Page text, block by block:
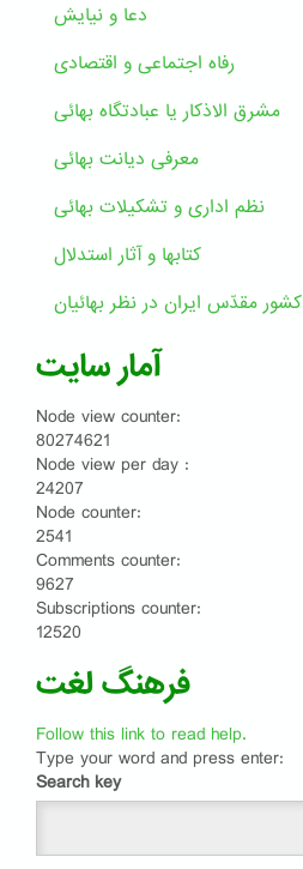
دعا و نیایش
رفاه اجتماعی و اقتصادی
مشرق الاذکار یا عبادتگاه بهائی
معرفی دیانت بهائی
نظم اداری و تشکیلات بهائی
کتابها و آثار استدلال
کشور مقدّس ایران در نظر بهائیان
آمار سایت
Node view counter:
80274621
Node view per day :
24207
Node counter:
2541
Comments counter:
9627
Subscriptions counter:
12520
فرهنگ لغت
Follow this link to read help.
Type your word and press enter:
Search key